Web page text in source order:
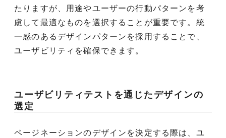
たりますが、用途やユーザーの行動パターンを考
慮して最適なものを選択することが重要です。統
一感のあるデザインパターンを採用することで、
ユーザビリティを確保できます。
ユーザビリティテストを通じたデザインの
選定
ページネーションのデザインを決定する際は、ユ